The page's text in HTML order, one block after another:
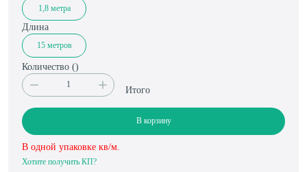
1,8 метра
Длина
15 метров
Количество ()
Итого
В корзину
В одной упаковке кв/м.
Хотите получить КП?